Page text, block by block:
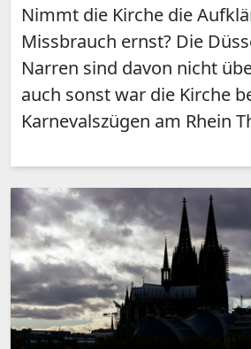
Nimmt die Kirche die
Missbrauch ernst? Die
Narren sind davon nicht
auch sonst war die Kirche
Karnevalszügen am Rhein